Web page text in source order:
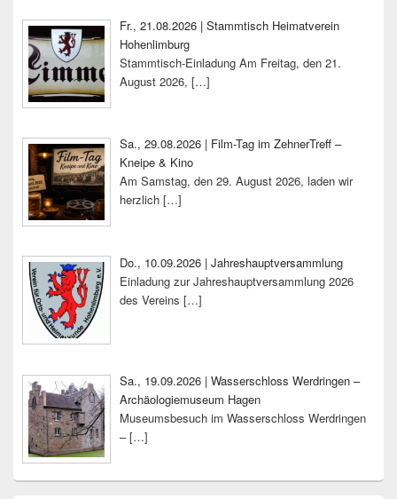
Fr., 21.08.2026 | Stammtisch Heimatverein
Hohenlimburg
Stammtisch-Einladung Am Freitag, den 21.
August 2026, […]
Sa., 29.08.2026 | Film-Tag im ZehnerTreff –
Kneipe & Kino
Am Samstag, den 29. August 2026, laden wir
herzlich […]
Do., 10.09.2026 | Jahreshauptversammlung
Einladung zur Jahreshauptversammlung 2026
des Vereins […]
Sa., 19.09.2026 | Wasserschloss Werdringen –
Archäologiemuseum Hagen
Museumsbesuch im Wasserschloss Werdringen
–[…]